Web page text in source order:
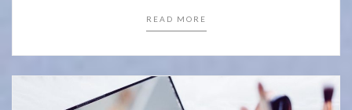
READ MORE